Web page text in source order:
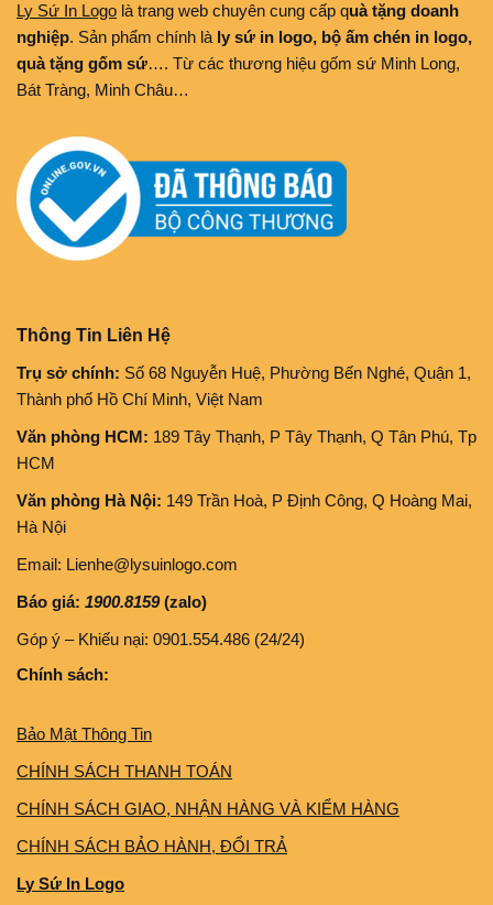
Ly Sứ In Logo là trang web chuyên cung cấp quà tặng doanh
nghiệp. Sản phẩm chính là ly sứ in logo, bộ ấm chén in logo,
quà tặng gốm sứ…. Từ các thương hiệu gốm sứ Minh Long,
Bát Tràng, Minh Châu…
Thông Tin Liên Hệ
Trụ sở chính: Số 68 Nguyễn Huệ, Phường Bến Nghé, Quận 1,
Thành phố Hồ Chí Minh, Việt Nam
Văn phòng HCM: 189 Tây Thạnh, P Tây Thạnh, Q Tân Phú, Tp
HCM
Văn phòng Hà Nội: 149 Trần Hoà, P Định Công, Q Hoàng Mai,
Hà Nội
Email: Lienhe@lysuinlogo.com
Báo giá: 1900.8159(zalo)
Góp ý – Khiếu nại: 0901.554.486 (24/24)
Chính sách:
Bảo Mật Thông Tin
CHÍNH SÁCH THANH TOÁN
CHÍNH SÁCH GIAO, NHẬN HÀNG VÀ KIỂM HÀNG
CHÍNH SÁCH BẢO HÀNH, ĐỔI TRẢ
Ly Sứ In Logo